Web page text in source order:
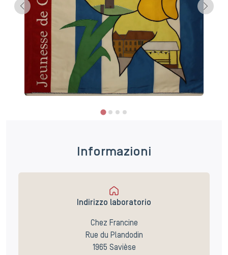
Informazioni
Indirizzo laboratorio
Chez Francine
Rue du Plandodin
1965 Savièse